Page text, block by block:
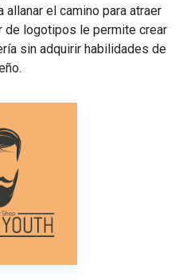
el camino para atraer
de logotipos le permite crear
sin adquirir habilidades de